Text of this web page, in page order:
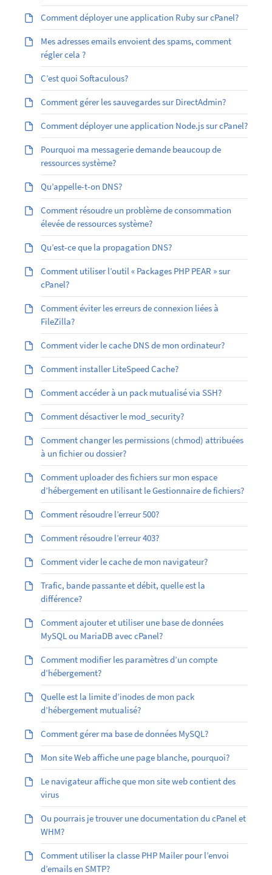
Comment déployer une application Ruby sur cPanel?
Mes adresses emails envoient des spams, comment
régler cela ?
C’est quoi Softaculous?
Comment gérer les sauvegardes sur DirectAdmin?
Comment déployer une application Node.js sur cPanel?
Pourquoi ma messagerie demande beaucoup de
ressources système?
Qu’appelle-t-on DNS?
Comment résoudre un problème de consommation
élevée de ressources système?
Qu’est-ce que la propagation DNS?
Comment utiliser l’outil « Packages PHP PEAR » sur
cPanel?
Comment éviter les erreurs de connexion liées à
FileZilla?
Comment vider le cache DNS de mon ordinateur?
Comment installer LiteSpeed Cache?
Comment accéder à un pack mutualisé via SSH?
Comment désactiver le mod_security?
Comment changer les permissions (chmod) attribuées
à un fichier ou dossier?
Comment uploader des fichiers sur mon espace
d’hébergement en utilisant le Gestionnaire de fichiers?
Comment résoudre l’erreur 500?
Comment résoudre l’erreur 403?
Comment vider le cache de mon navigateur?
Trafic, bande passante et débit, quelle est la
différence?
Comment ajouter et utiliser une base de données
MySQL ou MariaDB avec cPanel?
Comment modifier les paramètres d’un compte
d’hébergement?
Quelle est la limite d’inodes de mon pack
d’hébergement mutualisé?
Comment gérer ma base de données MySQL?
Mon site Web affiche une page blanche, pourquoi?
Le navigateur affiche que mon site web contient des
virus
Ou pourrais je trouver une documentation du cPanel et
WHM?
Comment utiliser la classe PHP Mailer pour l’envoi
d’emails en SMTP?